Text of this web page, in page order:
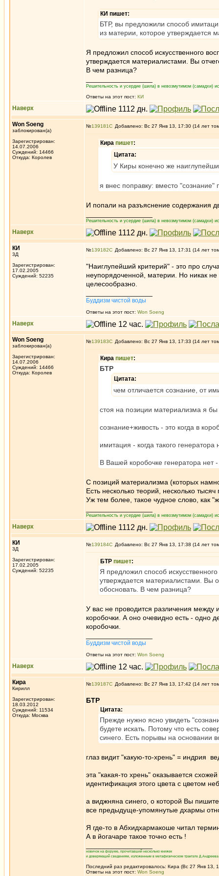
КИ пишет:
БТР, вы предложили способ
из материи, которое утверждается
Я предложил способ искусственного
утверждается материалистами. Вы
В чем разница?
Решительность и усердие (шила) в невозмутимом (самадхи)
Ответы на этот пост: КИ
Наверх
Won Soeng
заблокирован(а)
Зарегистрирован:
14.07.2006
Суждений: 14466
Откуда: Королев
№139181 Добавлено: Вс 27 Янв 13, 17:30 (14 лет
Кира пишет:
Цитата:
У Киры конечно же
я внес поправку: вместо "сознание"
И попали на разъяснение содержания
Решительность и усердие (шила) в невозмутимом (самадхи)
Наверх
КИ
3Д
Зарегистрирован:
17.02.2005
Суждений: 52235
№139182 Добавлено: Вс 27 Янв 13, 17:31 (14 лет
"Наиглупейший критерий" - это про
неупорядоченной, материи. Но никак
целесообразно.
Буддизм чистой воды
Ответы на этот пост: Won Soeng
Наверх
Won Soeng
заблокирован(а)
Зарегистрирован:
14.07.2006
Суждений: 14466
Откуда: Королев
№139183 Добавлено: Вс 27 Янв 13, 17:33 (14 лет
Кира пишет:
БТР
Цитата:
чем отличается сознание, от
стоя на позиции материализма я бы
сознание+живость - это когда в
имитация - когда такого
В Вашей коробочке генератора нет
С позиций материализма (которых
Есть несколько теорий, несколько
Уж тем более, такое чудное слово, как
Решительность и усердие (шила) в невозмутимом (самадхи)
Наверх
КИ
3Д
Зарегистрирован:
17.02.2005
Суждений: 52235
№139184 Добавлено: Вс 27 Янв 13, 17:38 (14 лет
БТР пишет:
Я предложил способ
утверждается материалистами. Вы
обосновать. В чем разница?
У вас не проводится различения
коробочки. А оно очевидно есть - одно
коробочки.
Буддизм чистой воды
Ответы на этот пост: Won Soeng
Наверх
Кира
Кирилл
Зарегистрирован:
18.03.2012
Суждений: 11534
Откуда: Москва
№139187 Добавлено: Вс 27 Янв 13, 17:42 (14 лет
БТР
Цитата:
Прежде нужно ясно увидеть
будете искать. Потому что есть
синего. Есть порывы на основании
глаз видит "какую-то-хрень" = индрия
эта "какая-то хрень" оказывается
идентификация этого цвета с цветом
а виджняна синего, о которой Вы
все предыдуще-упомянутые дхармы
Я где-то в Абхидхармакоше читал
А в йогачаре такое точно есть !
новичок на форуме, прочитавший несколько книжек
и доверяющий сведениям, изложенным в метафизическом трактате
Последний раз редактировалось: Кира (Вс 27 Янв 13,
Ответы на этот пост: Won Soeng